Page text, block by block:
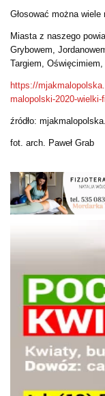
Głosować można wiele
Miasta z naszego
Grybowem,
Targiem,
https://
malopolski-2020-wielki-
źródło:
fot. arch. Paweł Grab